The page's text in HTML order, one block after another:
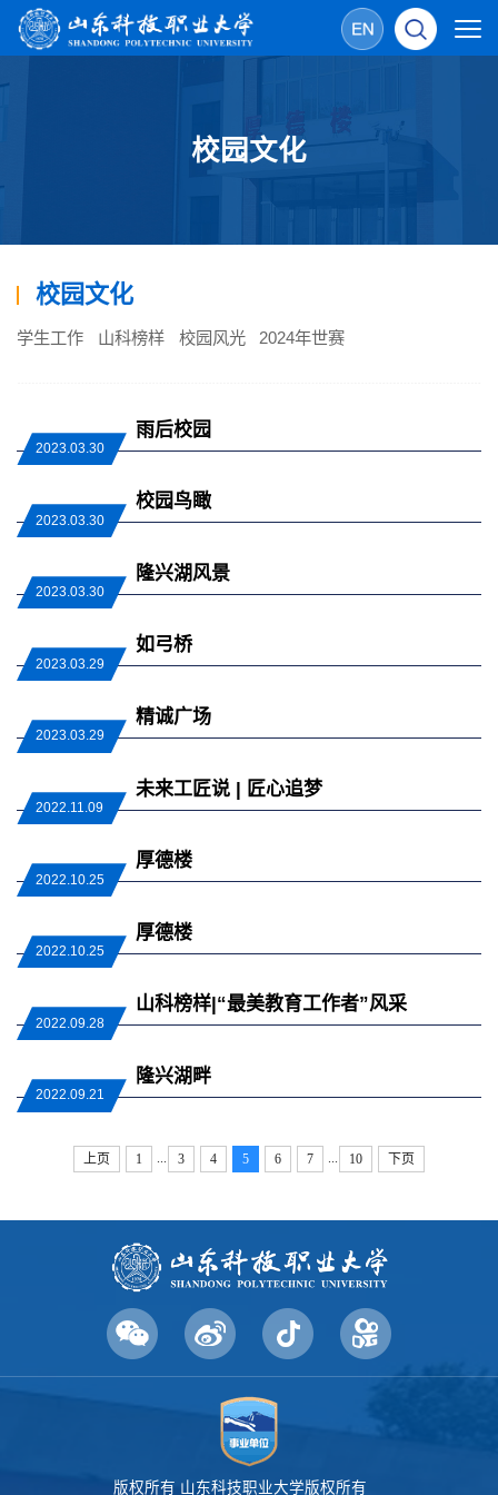
校园文化
校园文化
学生工作 山科榜样 校园风光 2024年世赛
2023.03.30
雨后校园
2023.03.30
校园鸟瞰
2023.03.30
隆兴湖风景
2023.03.29
如弓桥
2023.03.29
精诚广场
2022.11.09
未来工匠说 | 匠心追梦
2022.10.25
厚德楼
2022.10.25
厚德楼
2022.09.28
山科榜样|“最美教育工作者”风采
2022.09.21
隆兴湖畔
上页 1 ... 3 4 5 6 7 ... 10 下页
版权所有 山东科技职业大学版权所有